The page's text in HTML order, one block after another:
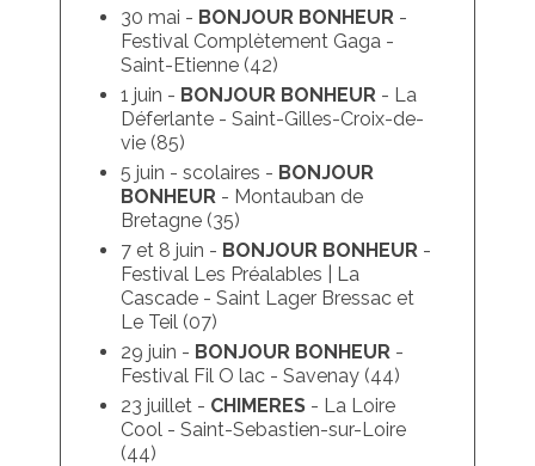
30 mai - BONJOUR BONHEUR -
Festival Complètement Gaga -
Saint-Etienne (42)
1 juin - BONJOUR BONHEUR - La
Déferlante - Saint-Gilles-Croix-de-
vie (85)
5 juin - scolaires - BONJOUR
BONHEUR - Montauban de
Bretagne (35)
7 et 8 juin - BONJOUR BONHEUR -
Festival Les Préalables | La
Cascade - Saint Lager Bressac et
Le Teil (07)
29 juin - BONJOUR BONHEUR -
Festival Fil O lac - Savenay (44)
23 juillet - CHIMERES - La Loire
Cool - Saint-Sebastien-sur-Loire
(44)